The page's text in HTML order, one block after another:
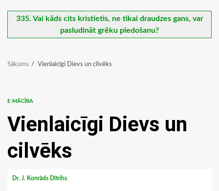
335. Vai kāds cits kristietis, ne tikai draudzes gans, var
pasludināt grēku piedošanu?
Sākums Vienlaicīgi Dievs un cilvēks
E-MĀCĪBA
Vienlaicīgi Dievs un
cilvēks
Dr. J. Konrāds Dītrihs